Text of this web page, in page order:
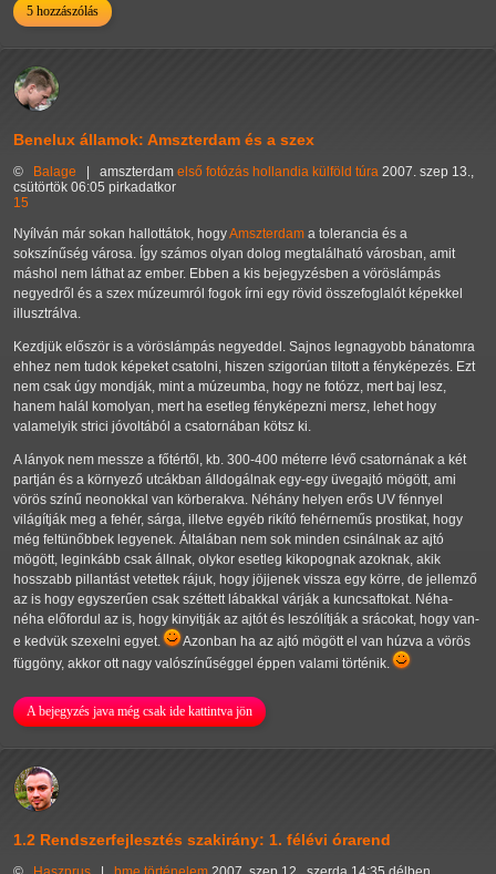
5 hozzászólás
Benelux államok: Amszterdam és a szex
© Balage | amszterdam első fotózás hollandia külföld túra 2007. szep 13.,
csütörtök 06:05 pirkadatkor
15
Nyílván már sokan hallottátok, hogyAmszterdam a tolerancia és a
sokszínűség városa. Így számos olyan dolog megtalálható városban, amit
máshol nem láthat az ember. Ebben a kis bejegyzésben a vöröslámpás
negyedről és a szex múzeumról fogok írni egy rövid összefoglalót képekkel
illusztrálva.
Kezdjük először is a vöröslámpás negyeddel. Sajnos legnagyobb bánatomra
ehhez nem tudok képeket csatolni, hiszen szigorúan tiltott a fényképezés. Ezt
nem csak úgy mondják, mint a múzeumba, hogy ne fotózz, mert baj lesz,
hanem halál komolyan, mert ha esetleg fényképezni mersz, lehet hogy
valamelyik strici jóvoltából a csatornában kötsz ki.
A lányok nem messze a főtértől, kb. 300-400 méterre lévő csatornának a két
partján és a környező utcákban álldogálnak egy-egy üvegajtó mögött, ami
vörös színű neonokkal van körberakva. Néhány helyen erős UV fénnyel
világítják meg a fehér, sárga, illetve egyéb rikító fehérneműs prostikat, hogy
még feltünőbbek legyenek. Általában nem sok minden csinálnak az ajtó
mögött, leginkább csak állnak, olykor esetleg kikopognak azoknak, akik
hosszabb pillantást vetettek rájuk, hogy jöjjenek vissza egy körre, de jellemző
az is hogy egyszerűen csak széttett lábakkal várják a kuncsaftokat. Néha-
néha előfordul az is, hogy kinyitják az ajtót és leszólítják a srácokat, hogy van-
e kedvük szexelni egyet.
Azonban ha az ajtó mögött el van húzva a vörös
függöny, akkor ott nagy valószínűséggel éppen valami történik.
A bejegyzés java még csak ide kattintva jön
1.2 Rendszerfejlesztés szakirány: 1. félévi órarend